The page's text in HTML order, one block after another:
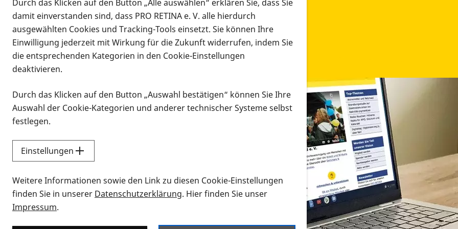
Infomaterial
Infomaterial
Vorlesen
Alle Infomaterialien in verschiedenen Formaten an
Sie möchten wissen, wie Sie nach Infonmaterial suchen und dieses bestellen bzw. herunterladen
Durch das Klicken auf den Button „Alle auswählen“ erklären Sie, dass Sie
damit einverstanden sind, dass PRO RETINA e. V. alle hierdurch
ausgewählten Cookies und Tracking-Tools einsetzt. Sie können Ihre
Einwilligung jederzeit mit Wirkung für die Zukunft widerrufen, indem Sie
die entsprechenden Kategorien in den Cookie-Einstellungen
deaktivieren.
Durch das Klicken auf den Button „Auswahl bestätigen“ können Sie Ihre
Auswahl der Cookie-Kategorien und anderer technischer Systeme selbst
festlegen.
Einstellungen
Weitere Informationen sowie den Link zu diesen Cookie-Einstellungen
finden Sie in unserer Datenschutzerklärung. Hier finden Sie unser
Impressum.